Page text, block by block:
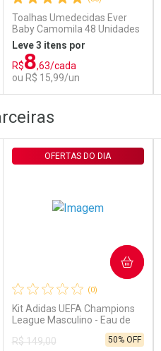
Toalhas Umedecidas Ever
Baby Camomila 48 Unidades
Leve 3 itens por
R$8,63/cada
ou R$ 15,99/un
Comprar sem Desconto
Por R$ 15,99/cada
Por Menos
Comprar sem Desconto
Por R$ 15,99/cada
(0)
Kit Adidas UEFA Champions
League Masculino - Eau de
Toilette 100ml + Shower Gel
250ml
OFERTAS DO DIA
R$ 149,00
50% OFF
COMPRAR